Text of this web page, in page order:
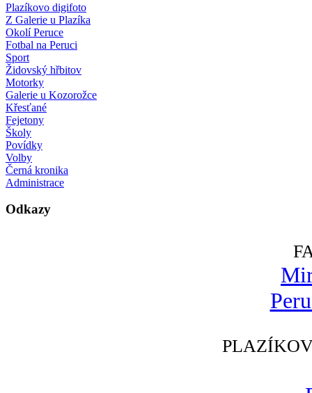
Plazíkovo digifoto
Z Galerie u Plazíka
Okolí Peruce
Fotbal na Peruci
Sport
Židovský hřbitov
Motorky
Galerie u Kozorožce
Křesťané
Fejetony
Školy
Povídky
Volby
Černá kronika
Administrace
Odkazy